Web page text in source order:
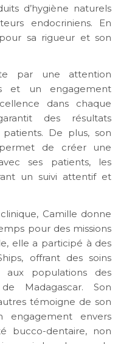
d’hygiène naturels
endocriniens. En
sa rigueur et son
par une attention
et un engagement
dans chaque
des résultats
De plus, son
de créer une
ses patients, les
un suivi attentif et
Camille donne
pour des missions
elle a participé à des
offrant des soins
aux populations des
Madagascar. Son
témoigne de son
envers
bucco-dentaire, non